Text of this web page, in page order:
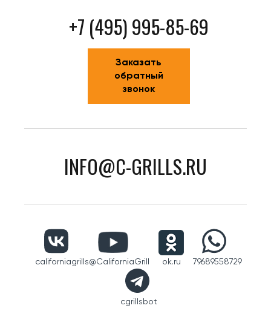
+7 (495) 995-85-69
Заказать
обратный
звонок
INFO@C-GRILLS.RU
californiagrills@CaliforniaGrill ok.ru 79689558729
cgrillsbot